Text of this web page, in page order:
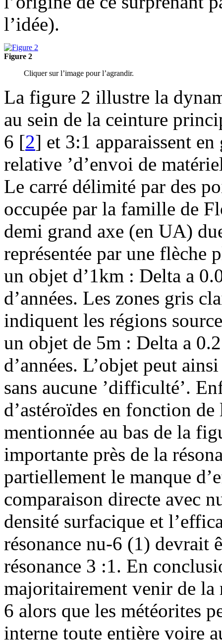
l’idée).
Figure 2
Cliquer sur l’image pour l’agrandir.
La figure 2 illustre la
au sein de la ceinture
6 [2] et 3:1 apparaissent
relative ’d’envoi de
Le carré délimité par des
occupée par la famille de
demi grand axe (en UA)
représentée par une flèche
un objet d’1km : Delta a
d’années. Les zones gris
indiquent les régions
un objet de 5m : Delta a
d’années. L’objet peut
sans aucune ’difficulté’.
d’astéroïdes en fonction
mentionnée au bas de la
importante près de la
partiellement le manque
comparaison directe avec
densité surfacique et
résonance nu-6 (1) devrait
résonance 3 :1. En
majoritairement venir de la
6 alors que les météorites
interne toute entière voire